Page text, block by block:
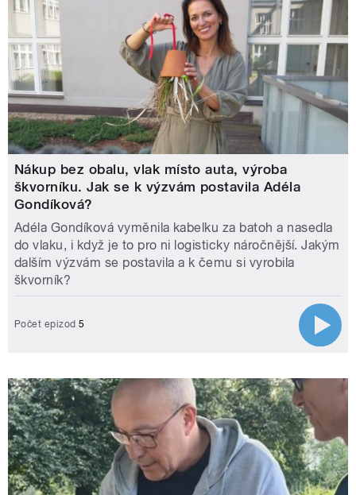
Nákup bez obalu, vlak místo auta, výroba
škvorníku. Jak se k výzvám postavila Adéla
Gondíková?
Adéla Gondíková vyměnila kabelku za batoh a nasedla
do vlaku, i když je to pro ni logisticky náročnější. Jakým
dalším výzvám se postavila a k čemu si vyrobila
škvorník?
Počet epizod 5